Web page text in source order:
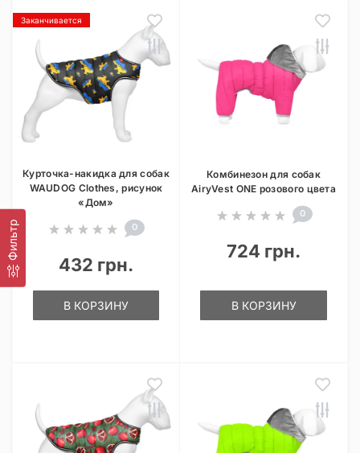
Фильтр
Заканчивается
Курточка-накидка для собак
WAUDOG Clothes, рисунок
«Дом»
0
432 грн.
В КОРЗИНУ
Комбинезон для собак
AiryVest ONE розового цвета
0
724 грн.
В КОРЗИНУ